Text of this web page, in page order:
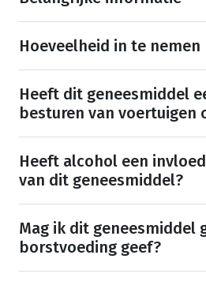
Hoeveelheid in te nemen
Heeft dit geneesmiddel
besturen van voertuigen
Heeft alcohol een
van dit geneesmiddel?
Mag ik dit geneesmiddel
borstvoeding geef?